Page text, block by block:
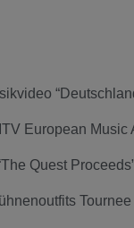
European Music
Quest
Tournee